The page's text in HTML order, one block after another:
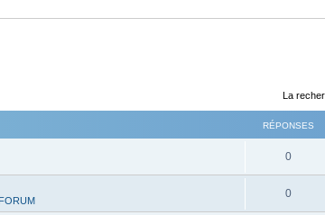
La
RÉPONSES
0R
é
0R